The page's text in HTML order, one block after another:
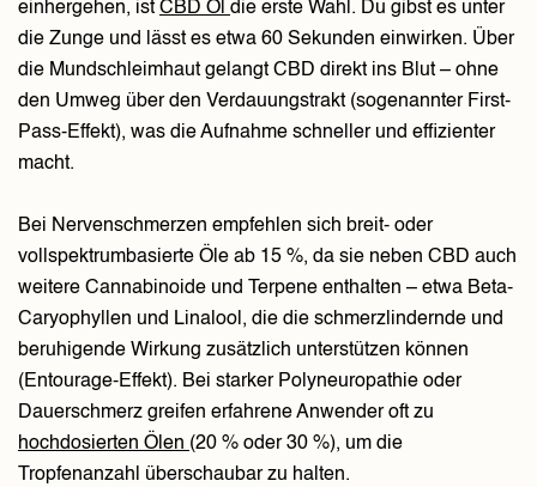
einhergehen, ist CBD Öl die erste Wahl. Du gibst es unter
die Zunge und lässt es etwa 60 Sekunden einwirken. Über
die Mundschleimhaut gelangt CBD direkt ins Blut – ohne
den Umweg über den Verdauungstrakt (sogenannter First-
Pass-Effekt), was die Aufnahme schneller und effizienter
macht.
Bei Nervenschmerzen empfehlen sich breit- oder
vollspektrumbasierte Öle ab 15 %, da sie neben CBD auch
weitere Cannabinoide und Terpene enthalten – etwa Beta-
Caryophyllen und Linalool, die die schmerzlindernde und
beruhigende Wirkung zusätzlich unterstützen können
(Entourage-Effekt). Bei starker Polyneuropathie oder
Dauerschmerz greifen erfahrene Anwender oft zu
hochdosierten Ölen (20 % oder 30 %), um die
Tropfenanzahl überschaubar zu halten.